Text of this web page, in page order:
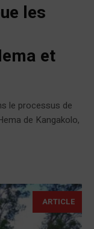
les
et
le processus de
de Kangakolo,
ARTICLE